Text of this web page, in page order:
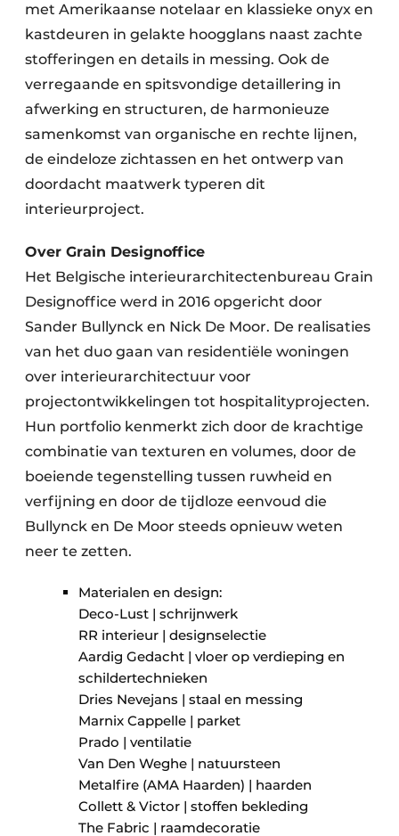
met Amerikaanse notelaar en klassieke onyx en
kastdeuren in gelakte hoogglans naast zachte
stofferingen en details in messing. Ook de
verregaande en spitsvondige detaillering in
afwerking en structuren, de harmonieuze
samenkomst van organische en rechte lijnen,
de eindeloze zichtassen en het ontwerp van
doordacht maatwerk typeren dit
interieurproject.
Over Grain Designoffice
Het Belgische interieurarchitectenbureau Grain
Designoffice werd in 2016 opgericht door
Sander Bullynck en Nick De Moor. De realisaties
van het duo gaan van residentiële woningen
over interieurarchitectuur voor
projectontwikkelingen tot hospitalityprojecten.
Hun portfolio kenmerkt zich door de krachtige
combinatie van texturen en volumes, door de
boeiende tegenstelling tussen ruwheid en
verfijning en door de tijdloze eenvoud die
Bullynck en De Moor steeds opnieuw weten
neer te zetten.
Materialen en design:
​Deco-Lust | schrijnwerk
​RR interieur | designselectie
​Aardig Gedacht | vloer op verdieping en
schildertechnieken
​Dries Nevejans | staal en messing
​Marnix Cappelle | parket ​
​Prado | ventilatie ​
​Van Den Weghe | natuursteen
​Metalfire (AMA Haarden) | haarden
​Collett & Victor | stoffen bekleding ​ ​
​The Fabric | raamdecoratie